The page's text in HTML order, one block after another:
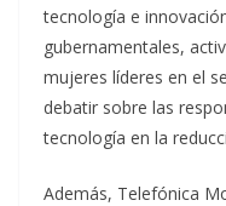
tecnología e
gubernamentales,
mujeres líderes en el
debatir sobre las
tecnología en la
Además, Telefónica